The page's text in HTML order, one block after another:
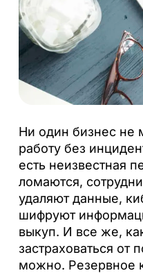
Ни один бизнес не
работу без
есть неизвестная
ломаются,
удаляют данные,
шифруют
выкуп. И все же,
застраховаться от
можно. Резервное